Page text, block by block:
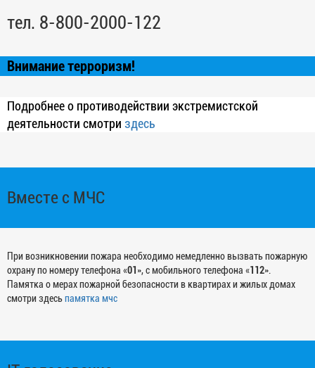
тел. 8-800-2000-122
Внимание терроризм!
Подробнее о противодействии экстремистской
деятельности смотри здесь
Вместе с МЧС
При возникновении пожара необходимо немедленно вызвать пожарную
охрану по номеру телефона «01 », с мобильного телефона «112».
Памятка о мерах пожарной безопасности в квартирах и жилых домах
смотри здесьпамятка мчс